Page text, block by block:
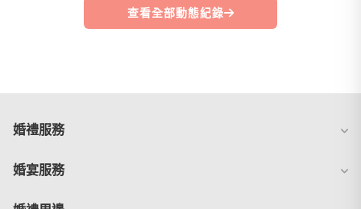
查看全部動態紀錄
婚禮服務
婚宴服務